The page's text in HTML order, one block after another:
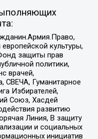
культуры,
защиты прав
политики,
врачей,
Гуманитарное
Избирателей,
Союз, Хасдей
развитию
Линия, В защиту
и социальных
инициатив